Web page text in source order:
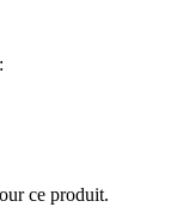
ce produit.